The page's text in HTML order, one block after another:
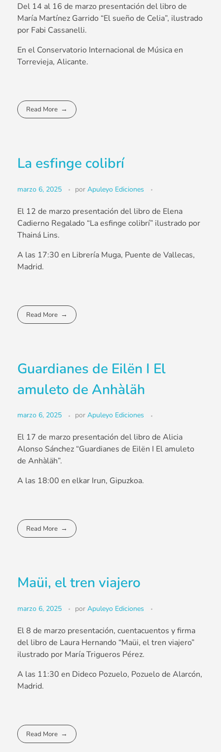
Del 14 al 16 de marzo presentación del libro de
María Martínez Garrido “El sueño de Celia”, ilustrado
por Fabi Cassanelli.
En el Conservatorio Internacional de Música en
Torrevieja, Alicante.
Read More
La esfinge colibrí
marzo 6, 2025 por Apuleyo Ediciones
El 12 de marzo presentación del libro de Elena
Cadierno Regalado “La esfinge colibrí” ilustrado por
Thainá Lins.
A las 17:30 en Librería Muga, Puente de Vallecas,
Madrid.
Read More
Guardianes de Eilën I El
amuleto de Anhàläh
marzo 6, 2025 por Apuleyo Ediciones
El 17 de marzo presentación del libro de Alicia
Alonso Sánchez “Guardianes de Eilën I El amuleto
de Anhàläh”.
A las 18:00 en elkar Irun, Gipuzkoa.
Read More
Maüi, el tren viajero
marzo 6, 2025 por Apuleyo Ediciones
El 8 de marzo presentación, cuentacuentos y firma
del libro de Laura Hernando “Maüi, el tren viajero”
ilustrado por María Trigueros Pérez.
A las 11:30 en Dideco Pozuelo, Pozuelo de Alarcón,
Madrid.
Read More